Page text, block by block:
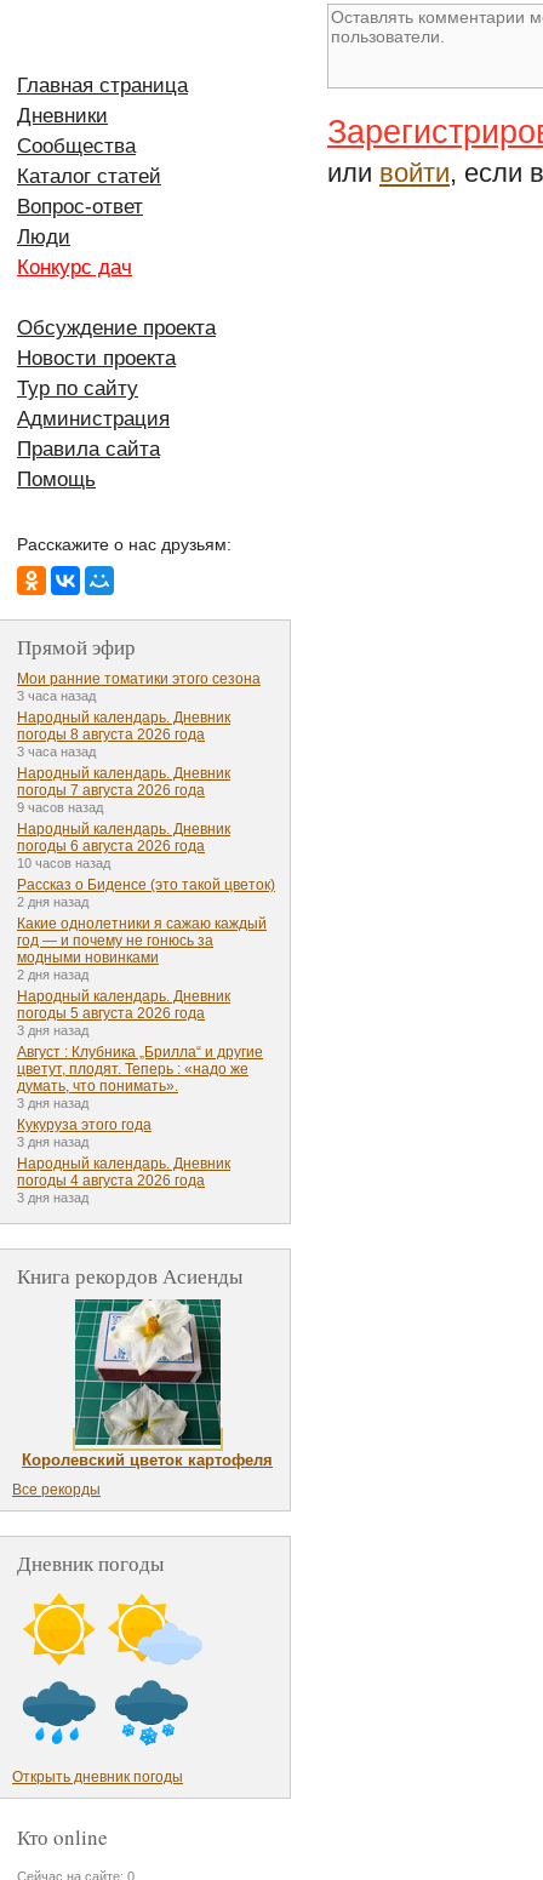
или войти, если
Главная страница
Дневники
Сообщества
Каталог статей
Вопрос-ответ
Люди
Конкурс дач
Обсуждение проекта
Новости проекта
Тур по сайту
Администрация
Правила сайта
Помощь
Расскажите о нас друзьям:
Прямой эфир
Мои ранние томатики этого сезона
3 часа назад
Народный календарь. Дневник
погоды 8 августа 2026 года
3 часа назад
Народный календарь. Дневник
погоды 7 августа 2026 года
9 часов назад
Народный календарь. Дневник
погоды 6 августа 2026 года
10 часов назад
Рассказ о Биденсе (это такой цветок)
2 дня назад
Какие однолетники я сажаю каждый
год — и почему не гонюсь за
модными новинками
2 дня назад
Народный календарь. Дневник
погоды 5 августа 2026 года
3 дня назад
Август : Клубника „Брилла“ и другие
цветут, плодят. Теперь : «надо же
думать, что понимать».
3 дня назад
Кукуруза этого года
3 дня назад
Народный календарь. Дневник
погоды 4 августа 2026 года
3 дня назад
Книга рекордов Асиенды
Королевский цветок картофеля
Все рекорды
Дневник погоды
Открыть дневник погоды
Кто online
Сейчас на сайте: 0